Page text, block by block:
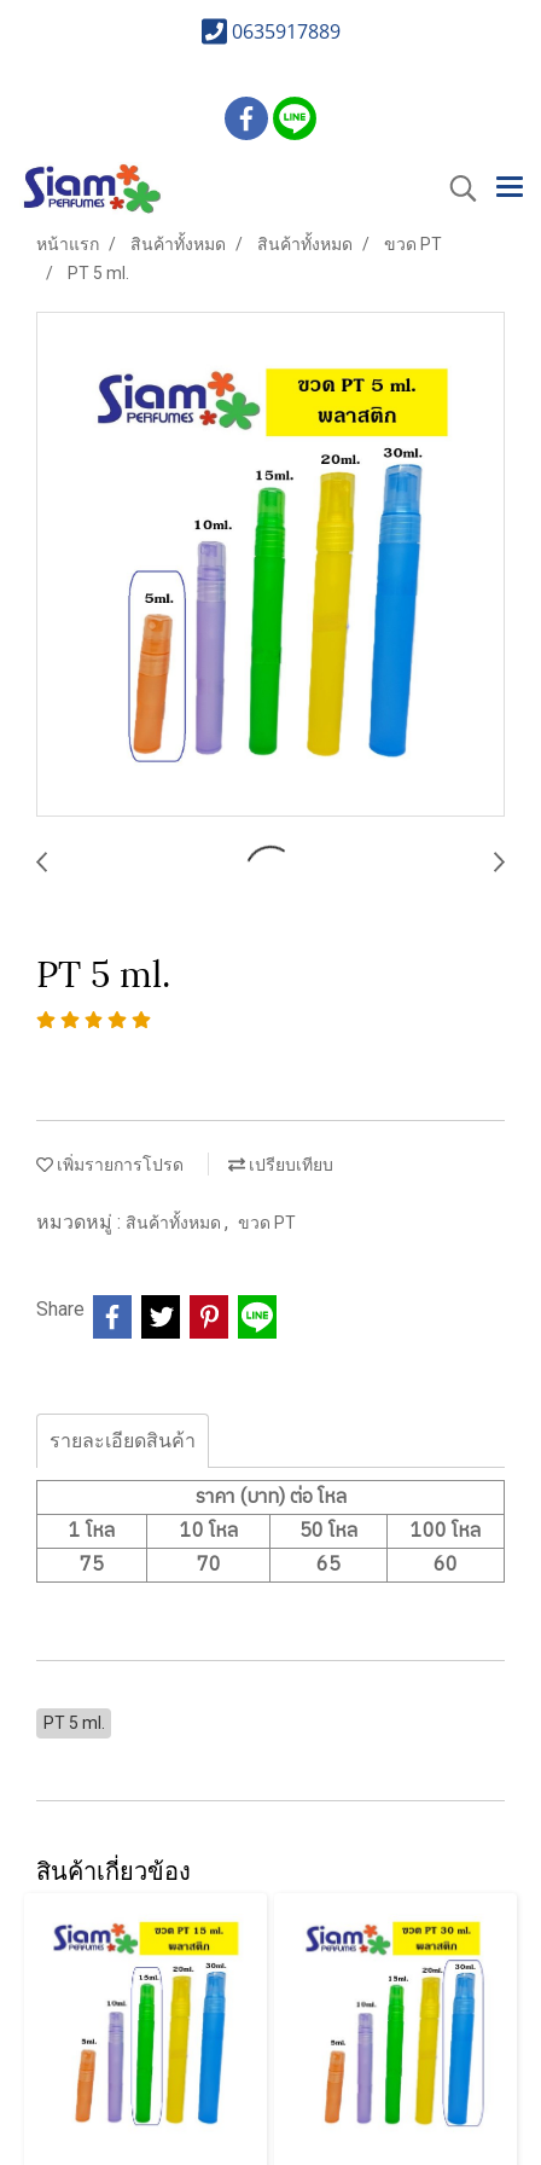
0635917889
หน้าแรก สินค้าทั้งหมด สินค้าทั้งหมด
ขวด PT
PT 5 ml.
PT 5 ml.
เพิ่มรายการโปรด เปรียบเทียบ
หมวดหมู่ : สินค้าทั้งหมด , ขวด PT
Share
รายละเอียดสินค้า
ราคา (บาท) ต่อ โหล
1 โหล
10 โหล 50 โหล
100 โหล
75
70 65 60
PT 5 ml.
สินค้าเกี่ยวข้อง